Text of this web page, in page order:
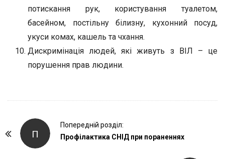
потискання рук, користування туалетом,
басейном, постільну білизну, кухонний посуд,
укуси комах, кашель та чхання.
Дискримінація людей, які живуть з ВІЛ – це
порушення прав людини.
П
Попередній розділ:
Профілактика СНІД при пораненнях